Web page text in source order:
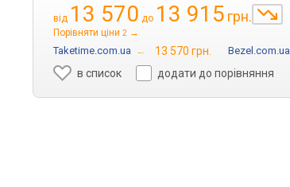
від 13 570 до 13 915 грн.
Порівняти ціни 2 →
Taketime.com.ua → 13 570 грн. Bezel.com.ua
в список
додати до порівняння